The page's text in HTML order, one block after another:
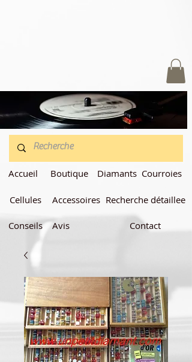
Accueil
Cellules
Conseils
Boutique
Accessoires
Avis
Diamants Courroies
Recherche détaillee
Contact